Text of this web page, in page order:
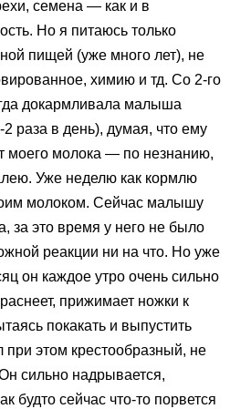
семена — как и в
Но я питаюсь только
пищей (уже много лет), не
химию и тд. Со 2-го
докармливала малыша
раза в день), думая, что ему
моего молока — по незнанию,
Уже неделю как кормлю
молоком. Сейчас малышу
за это время у него не было
реакции ни на что. Но уже
он каждое утро очень сильно
прижимает ножки к
покакать и выпустить
при этом крестообразный, не
сильно надрывается,
будто сейчас что-то порвется